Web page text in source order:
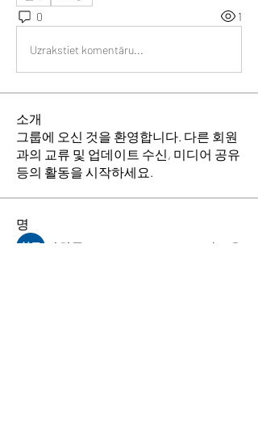
0 1
Uzrakstiet komentāru...
소개
그룹에 오신 것을 환영합니다. 다른 회원
과의 교류 및 업데이트 수신, 미디어 공유
등의 활동을 시작하세요.
명
김희두
팔로우